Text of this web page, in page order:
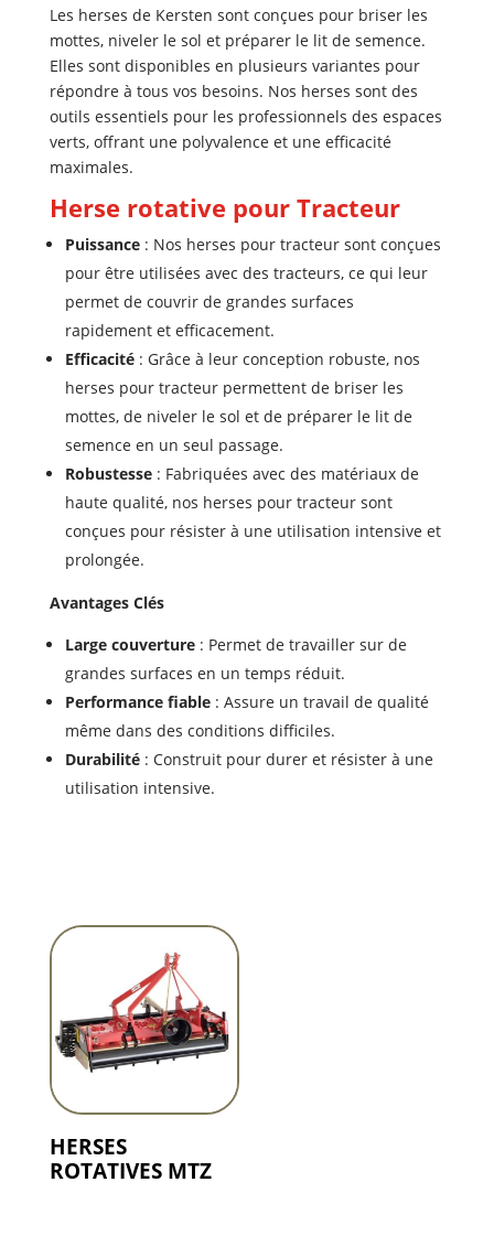
Les herses de Kersten sont conçues pour briser les
mottes, niveler le sol et préparer le lit de semence.
Elles sont disponibles en plusieurs variantes pour
répondre à tous vos besoins. Nos herses sont des
outils essentiels pour les professionnels des espaces
verts, offrant une polyvalence et une efficacité
maximales.
Herse rotative pour Tracteur
Puissance: Nos herses pour tracteur sont conçues
pour être utilisées avec des tracteurs, ce qui leur
permet de couvrir de grandes surfaces
rapidement et efficacement.
Efficacité: Grâce à leur conception robuste, nos
herses pour tracteur permettent de briser les
mottes, de niveler le sol et de préparer le lit de
semence en un seul passage.
Robustesse: Fabriquées avec des matériaux de
haute qualité, nos herses pour tracteur sont
conçues pour résister à une utilisation intensive et
prolongée.
Avantages Clés
Large couverture: Permet de travailler sur de
grandes surfaces en un temps réduit.
Performance fiable: Assure un travail de qualité
même dans des conditions difficiles.
Durabilité: Construit pour durer et résister à une
utilisation intensive.
HERSES
ROTATIVES MTZ